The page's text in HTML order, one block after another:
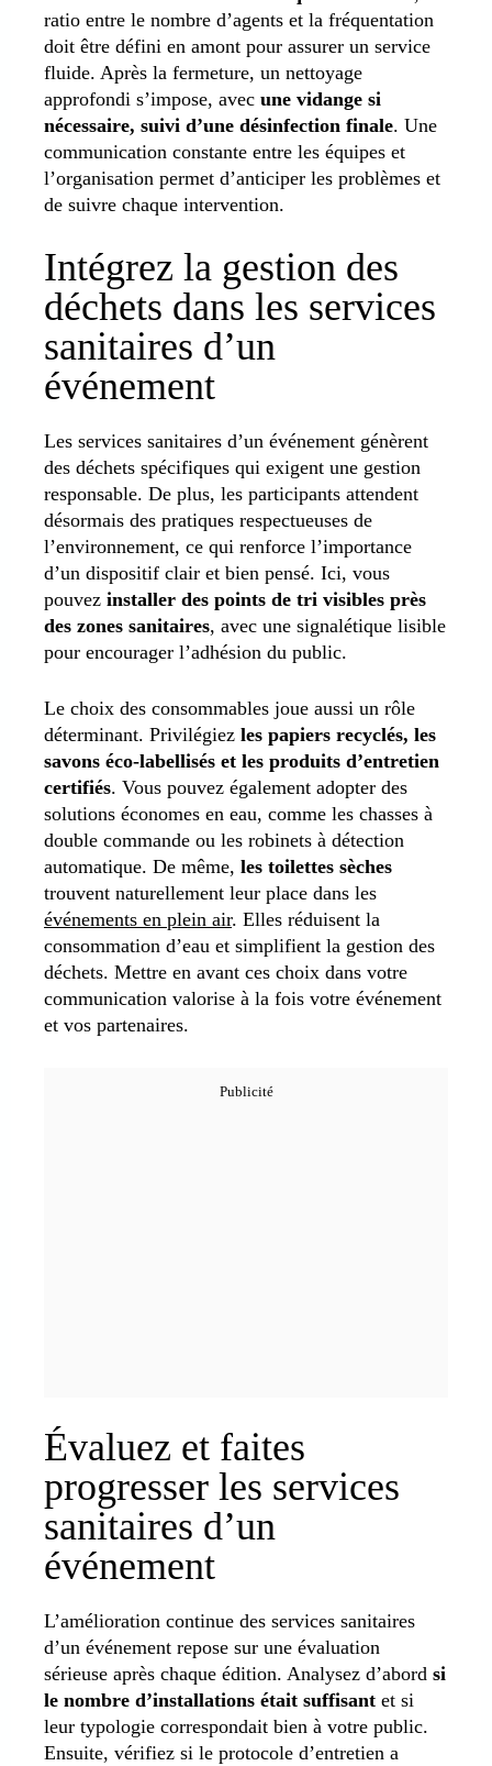
ratio entre le nombre d’agents et la fréquentation
doit être défini en amont pour assurer un service
fluide. Après la fermeture, un nettoyage
approfondi s’impose, avec une vidange si
nécessaire, suivi d’une désinfection finale. Une
communication constante entre les équipes et
l’organisation permet d’anticiper les problèmes et
de suivre chaque intervention.
Intégrez la gestion des
déchets dans les services
sanitaires d’un
événement
Les services sanitaires d’un événement génèrent
des déchets spécifiques qui exigent une gestion
responsable. De plus, les participants attendent
désormais des pratiques respectueuses de
l’environnement, ce qui renforce l’importance
d’un dispositif clair et bien pensé. Ici, vous
pouvez installer des points de tri visibles près
des zones sanitaires, avec une signalétique lisible
pour encourager l’adhésion du public.
Le choix des consommables joue aussi un rôle
déterminant. Privilégiez les papiers recyclés, les
savons éco-labellisés et les produits d’entretien
certifiés. Vous pouvez également adopter des
solutions économes en eau, comme les chasses à
double commande ou les robinets à détection
automatique. De même, les toilettes sèches
trouvent naturellement leur place dans les
événements en plein air. Elles réduisent la
consommation d’eau et simplifient la gestion des
déchets. Mettre en avant ces choix dans votre
communication valorise à la fois votre événement
et vos partenaires.
Évaluez et faites
progresser les services
sanitaires d’un
événement
L’amélioration continue des services sanitaires
d’un événement repose sur une évaluation
sérieuse après chaque édition. Analysez d’abord si
le nombre d’installations était suffisant et si
leur typologie correspondait bien à votre public.
Ensuite, vérifiez si le protocole d’entretien a